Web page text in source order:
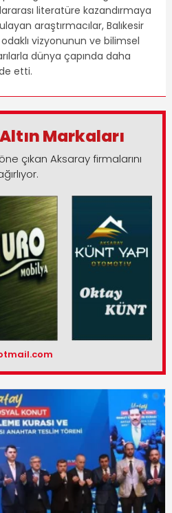
literatüre kazandırmaya
araştırmacılar, Balıkesir
vizyonunun ve bilimsel
dünya çapında daha
etti.
Altın Markaları
çıkan Aksaray firmalarını